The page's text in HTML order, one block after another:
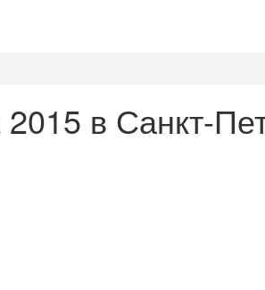
в Санкт-